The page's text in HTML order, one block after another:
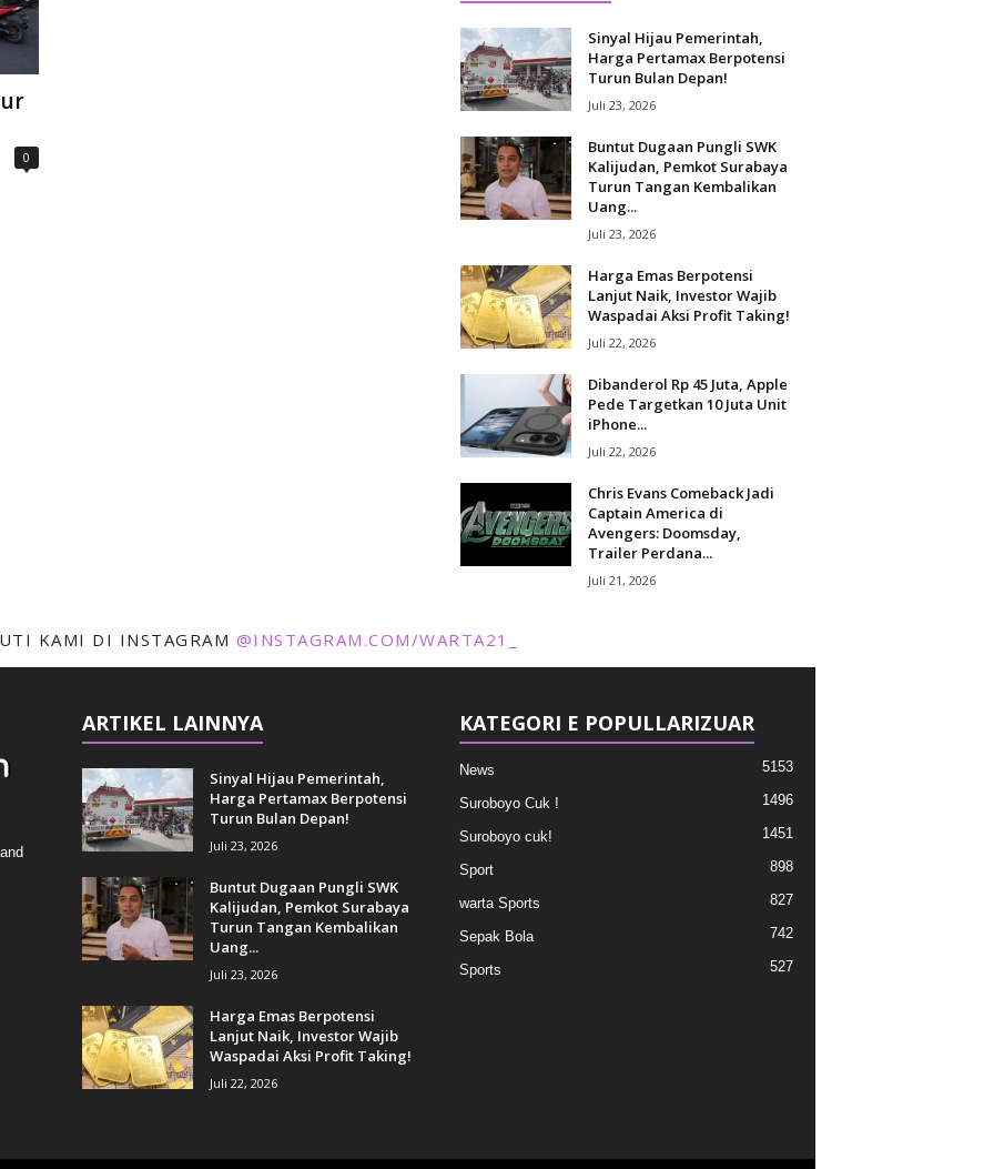
0
Sinyal Hijau Pemerintah,
Harga Pertamax Berpotensi
Turun Bulan Depan!
Juli 23, 2026
Buntut Dugaan Pungli SWK
Kalijudan, Pemkot Surabaya
Turun Tangan Kembalikan
Uang...
Juli 23, 2026
Harga Emas Berpotensi
Lanjut Naik, Investor Wajib
Waspadai Aksi Profit Taking!
Juli 22, 2026
Dibanderol Rp 45 Juta, Apple
Pede Targetkan 10 Juta Unit
iPhone...
Juli 22, 2026
Chris Evans Comeback Jadi
Captain America di
Avengers: Doomsday,
Trailer Perdana...
Juli 21, 2026
KAMI DI INSTAGRAM @INSTAGRAM.COM/WARTA21_
ARTIKEL LAINNYA
Sinyal Hijau Pemerintah,
Harga Pertamax Berpotensi
Turun Bulan Depan!
Juli 23, 2026
Buntut Dugaan Pungli SWK
Kalijudan, Pemkot Surabaya
Turun Tangan Kembalikan
Uang...
Juli 23, 2026
Harga Emas Berpotensi
Lanjut Naik, Investor Wajib
Waspadai Aksi Profit Taking!
Juli 22, 2026
KATEGORI E POPULLARIZUAR
News 5153
Suroboyo Cuk ! 1496
Suroboyo cuk! 1451
Sport 898
warta Sports 827
Sepak Bola 742
Sports 527